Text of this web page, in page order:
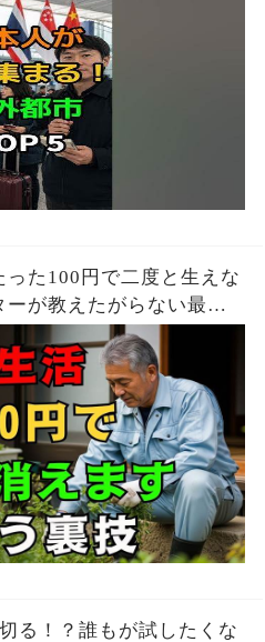
った100円で二度と生えな
が教えたがらない最強
る！？誰もが試したくな